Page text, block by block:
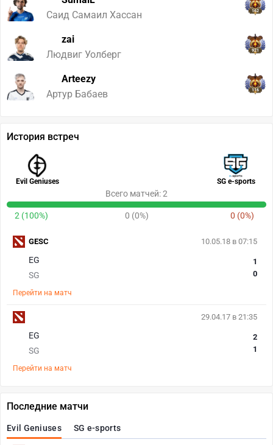
Саид Самаил Хассан
162
zai
Людвиг Уолберг
921
Arteezy
Артур Бабаев
116
История встреч
Evil Geniuses SG e-sports
Всего матчей: 2
2 (100%) 0 (0%) 0 (0%)
10.05.18 в 07:15
EG
SG
1
0
Перейти на матч
GESC
29.04.17 в 21:35
EG
SG
2
1
Перейти на матч
Последние матчи
Evil Geniuses SG e-sports